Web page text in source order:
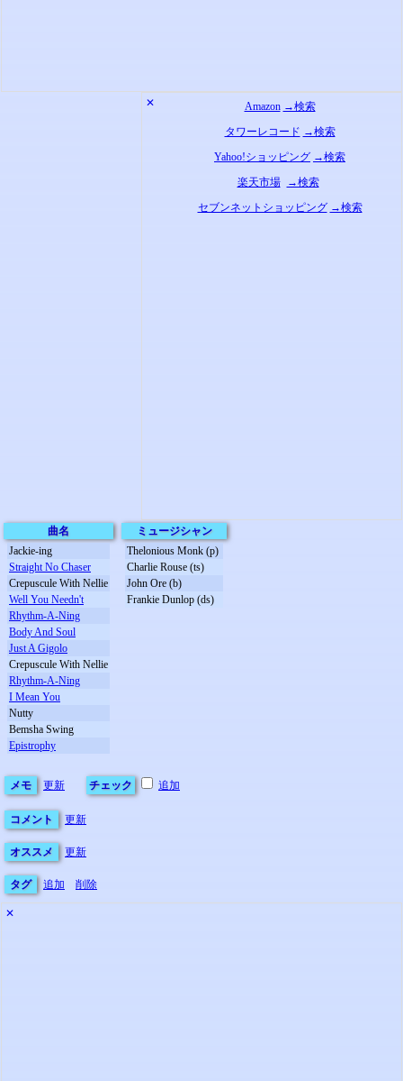
✕ Amazon →検索
タワーレコード →検索
Yahoo!ショッピング →検索
楽天市場
→検索
セブンネットショッピング →検索
曲名
Jackie-ing
Straight No Chaser
Crepuscule With Nellie
Well You Needn't
Rhythm-A-Ning
Body And Soul
Just A Gigolo
Crepuscule With Nellie
Rhythm-A-Ning
I Mean You
Nutty
Bemsha Swing
Epistrophy
ミュージシャン
Thelonious Monk (p)
Charlie Rouse (ts)
John Ore (b)
Frankie Dunlop (ds)
メモ 更新 チェック 追加
コメント 更新
オススメ 更新
タグ 追加 削除
✕